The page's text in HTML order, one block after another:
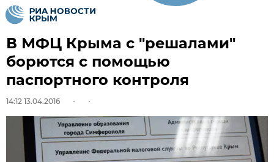
В МФЦ Крыма с "решалами"
борются с помощью
паспортного контроля
14:12 13.04.2016